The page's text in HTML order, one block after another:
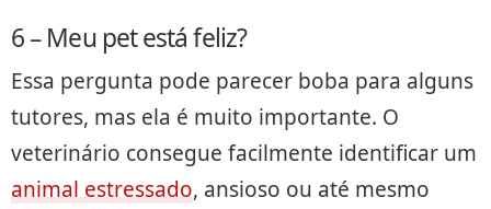
6 – Meu pet está feliz?
Essa pergunta pode parecer boba para alguns
tutores, mas ela é muito importante. O
veterinário consegue facilmente identificar um
animal estressado, ansioso ou até mesmo